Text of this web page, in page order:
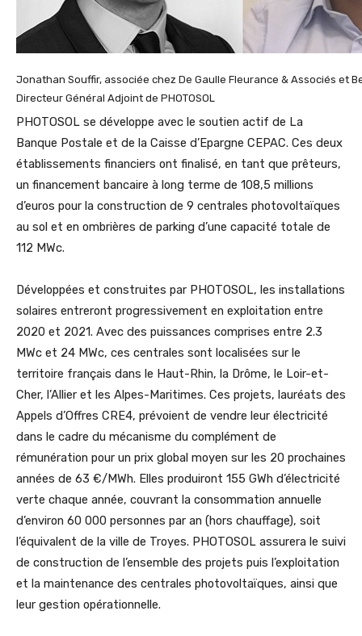
Jonathan Souffir, associée chez De Gaulle Fleurance & Associés et
Directeur Général Adjoint de PHOTOSOL
PHOTOSOL se développe avec le soutien actif de La
Banque Postale et de la Caisse d’Epargne CEPAC. Ces deux
établissements financiers ont finalisé, en tant que prêteurs,
un financement bancaire à long terme de 108,5 millions
d’euros pour la construction de 9 centrales photovoltaïques
au sol et en ombrières de parking d’une capacité totale de
112 MWc.
Développées et construites par PHOTOSOL, les installations
solaires entreront progressivement en exploitation entre
2020 et 2021. Avec des puissances comprises entre 2.3
MWc et 24 MWc, ces centrales sont localisées sur le
territoire français dans le Haut-Rhin, la Drôme, le Loir-et-
Cher, l’Allier et les Alpes-Maritimes. Ces projets, lauréats des
Appels d’Offres CRE4, prévoient de vendre leur électricité
dans le cadre du mécanisme du complément de
rémunération pour un prix global moyen sur les 20 prochaines
années de 63 €/MWh. Elles produiront 155 GWh d’électricité
verte chaque année, couvrant la consommation annuelle
d’environ 60 000 personnes par an (hors chauffage), soit
l’équivalent de la ville de Troyes. PHOTOSOL assurera le suivi
de construction de l’ensemble des projets puis l’exploitation
et la maintenance des centrales photovoltaïques, ainsi que
leur gestion opérationnelle.